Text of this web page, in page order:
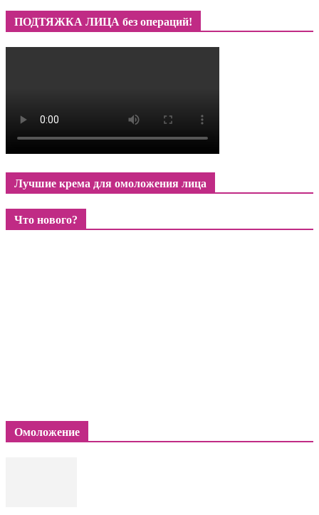
ПОДТЯЖКА ЛИЦА без операций!
Лучшие крема для омоложения лица
Что нового?
Омоложение